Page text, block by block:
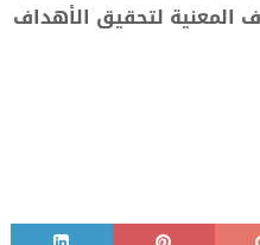
المعنية لتحقيق الأهداف